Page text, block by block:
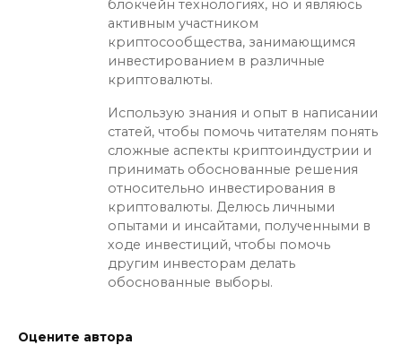
блокчейн технологиях, но и являюсь
активным участником
криптосообщества, занимающимся
инвестированием в различные
криптовалюты.
Использую знания и опыт в написании
статей, чтобы помочь читателям понять
сложные аспекты криптоиндустрии и
принимать обоснованные решения
относительно инвестирования в
криптовалюты. Делюсь личными
опытами и инсайтами, полученными в
ходе инвестиций, чтобы помочь
другим инвесторам делать
обоснованные выборы.
Оцените автора